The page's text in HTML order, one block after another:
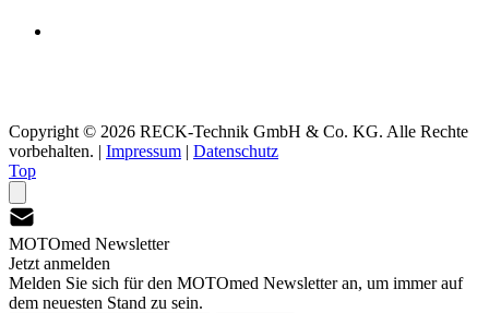
Copyright © 2026 RECK-Technik GmbH & Co. KG. Alle Rechte
vorbehalten. | Impressum | Datenschutz
Top
MOTOmed Newsletter
Jetzt anmelden
Melden Sie sich für den MOTOmed Newsletter an, um immer auf
dem neuesten Stand zu sein.